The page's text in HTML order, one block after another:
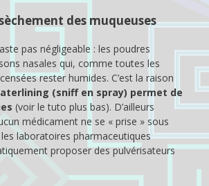
des muqueuses
pas négligeable : les poudres
nasales qui, comme toutes les
rester humides. C’est la raison
(sniff en spray) permet de
(voir le tuto plus bas). D’ailleurs
médicament ne se « prise » sous
laboratoires pharmaceutiques
proposer des pulvérisateurs